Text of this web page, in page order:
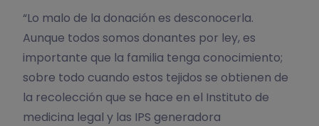
“Lo malo de la donación es desconocerla.
Aunque todos somos donantes por ley, es
importante que la familia tenga conocimiento;
sobre todo cuando estos tejidos se obtienen de
la recolección que se hace en el Instituto de
medicina legal y las IPS generadora